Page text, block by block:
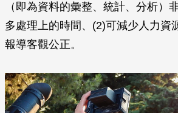
（即為資料的彙整、統計、分析）
多處理上的時間、(2)可減少人力資
報導客觀公正。